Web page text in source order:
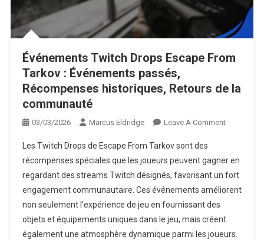
Réclamations de cadeaux Escape From Tarkov : Vérification des
réclamations, Flux de processus, Témoignages d’utilisateurs
Événements Twitch Drops Escape From
Tarkov : Événements passés,
Récompenses historiques, Retours de la
communauté
03/03/2026 Marcus Eldridge Leave A CommentOn
Drops
Escape
From
:
Les Twitch Drops de Escape From Tarkov sont des
récompenses spéciales que les joueurs peuvent gagner en
regardant des streams Twitch désignés, favorisant un fort
engagement communautaire. Ces événements améliorent
non seulement l’expérience de jeu en fournissant des
objets et équipements uniques dans le jeu, mais créent
également une atmosphère dynamique parmi les joueurs.